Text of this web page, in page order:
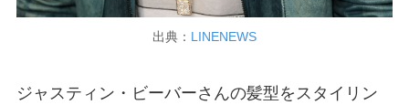
出典： LINENEWS
ジャスティン・ビーバーさんの髪型をスタイリン